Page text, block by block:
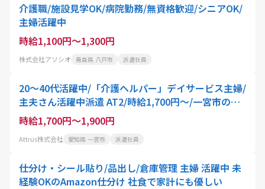
介護職/施設見学OK/病院勤務/無資格歓迎/シニアOK/
主婦活躍中
時給1,100円～1,300円
株式会社アソシオ 青森県 八戸市 派遣社員
20～40代活躍中/「介護ヘルパー」デイサービス主婦/
主夫さん活躍中派遣 AT2/時給1,700円～/一宮市のデ
イサービスで通所介護のお仕事 週2日～勤務可 平日
のみOK マイカー通勤OK 自由なシフト 残業なし/車通
勤OK
時給1,700円～1,900円
Attrus株式会社 愛知県 一宮市 派遣社員
仕分け・シール貼り/品出し/倉庫管理 主婦 活躍中 未
経験OKのAmazon仕分け 社食で家計にも優しい